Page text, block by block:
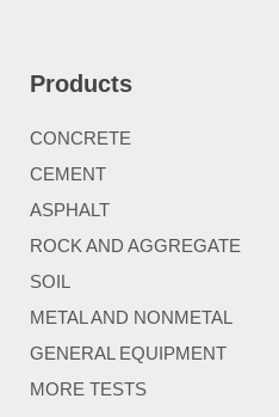
Products
CONCRETE
CEMENT
ASPHALT
ROCK AND AGGREGATE
SOIL
METAL AND NONMETAL
GENERAL EQUIPMENT
MORE TESTS